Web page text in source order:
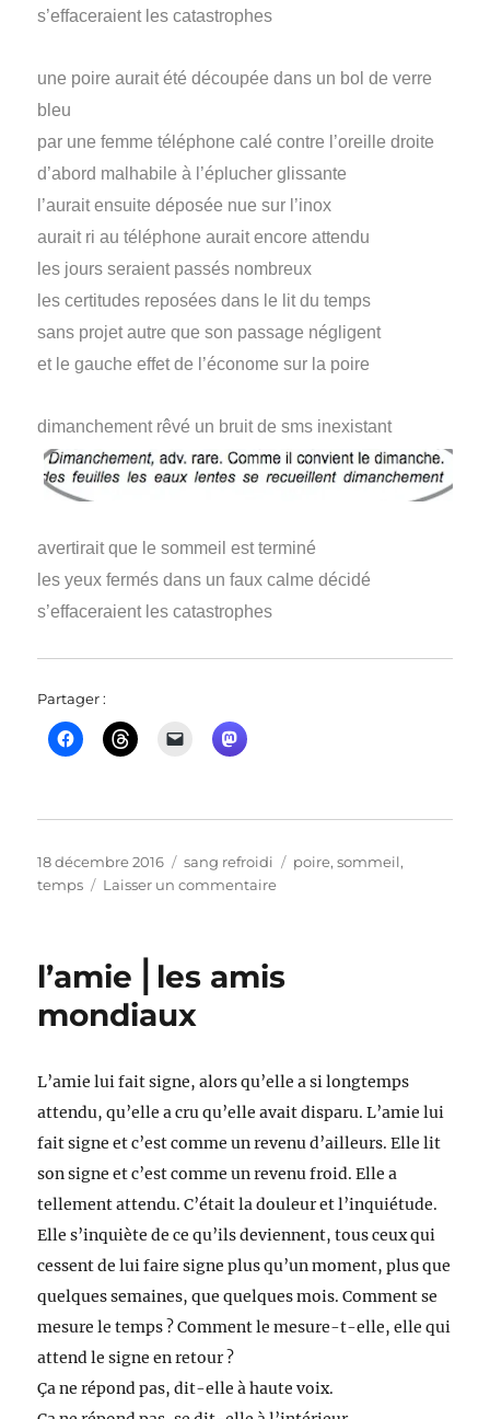
s’effaceraient les catastrophes
une poire aurait été découpée dans un bol de verre
bleu
par une femme téléphone calé contre l’oreille droite
d’abord malhabile à l’éplucher glissante
l’aurait ensuite déposée nue sur l’inox
aurait ri au téléphone aurait encore attendu
les jours seraient passés nombreux
les certitudes reposées dans le lit du temps
sans projet autre que son passage négligent
et le gauche effet de l’économe sur la poire
dimanchement rêvé un bruit de sms inexistant
avertirait que le sommeil est terminé
les yeux fermés dans un faux calme décidé
s’effaceraient les catastrophes
Partager :
Publié
le
18 décembre 2016 Catégories
sang refroidi Étiquettes
poire,sommeil,
temps
Laisser un commentairesur
négligences
l’amie ⎜les amis
mondiaux
L’amie lui fait signe, alors qu’elle a si longtemps
attendu, qu’elle a cru qu’elle avait disparu. L’amie lui
fait signe et c’est comme un revenu d’ailleurs. Elle lit
son signe et c’est comme un revenu froid. Elle a
tellement attendu. C’était la douleur et l’inquiétude.
Elle s’inquiète de ce qu’ils deviennent, tous ceux qui
cessent de lui faire signe plus qu’un moment, plus que
quelques semaines, que quelques mois. Comment se
mesure le temps ? Comment le mesure-t-elle, elle qui
attend le signe en retour ?
Ça ne répond pas, dit-elle à haute voix.